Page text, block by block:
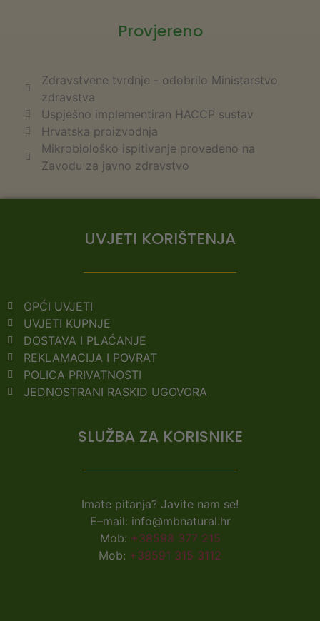
Provjereno
Zdravstvene tvrdnje - odobrilo Ministarstvo
zdravstva
Uspješno implementiran HACCP sustav
Hrvatska proizvodnja
Mikrobiološko ispitivanje provedeno na
Zavodu za javno zdravstvo
UVJETI KORIŠTENJA
OPĆI UVJETI
UVJETI KUPNJE
DOSTAVA I PLAĆANJE
REKLAMACIJA I POVRAT
POLICA PRIVATNOSTI
JEDNOSTRANI RASKID UGOVORA
SLUŽBA ZA KORISNIKE
Imate pitanja? Javite nam se!
E–mail: info@mbnatural.hr
Mob: +38598 377 215
Mob: +38591 315 3112